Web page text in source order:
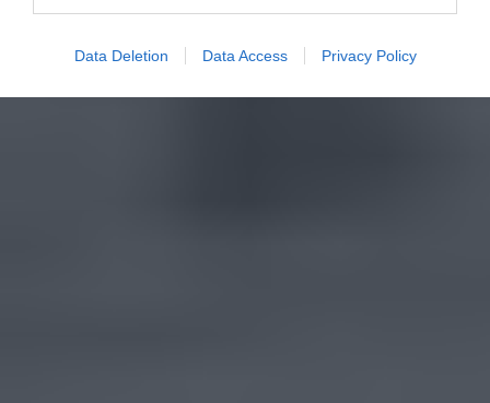
Data Deletion Data Access Privacy Policy